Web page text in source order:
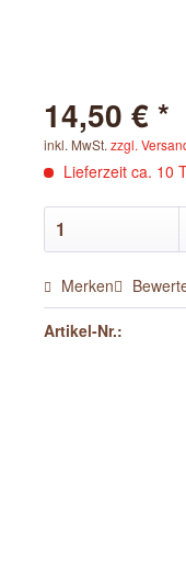
14,50 € *
inkl. MwSt.zzgl.
Lieferzeit ca. 10
Merken
Artikel-Nr.: